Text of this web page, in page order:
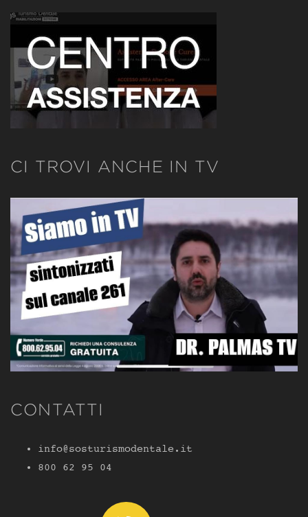
CI TROVI ANCHE IN TV
CONTATTI
info@sosturismodentale.it
800 62 95 04